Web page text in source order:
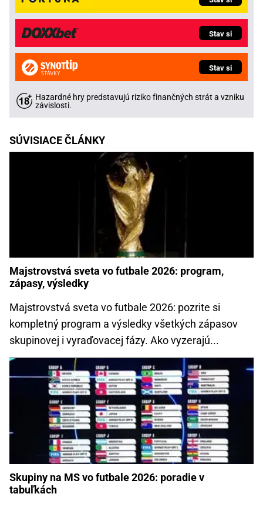
Stav si
Stav si
Hazardné hry predstavujú riziko finančných strát a vzniku
závislosti.
SÚVISIACE ČLÁNKY
Majstrovstvá sveta vo futbale 2026: program,
zápasy, výsledky
Majstrovstvá sveta vo futbale 2026: pozrite si
kompletný program a výsledky všetkých zápasov
skupinovej i vyraďovacej fázy. Ako vyzerajú...
Skupiny na MS vo futbale 2026: poradie v
tabuľkách